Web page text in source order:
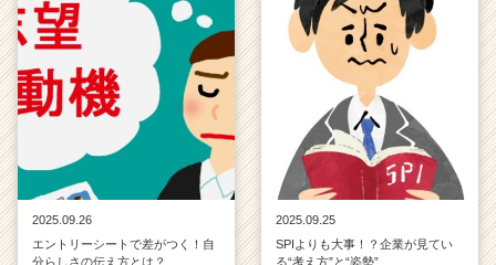
2025.09.26
エントリーシートで差がつく！自
分らしさの伝え方とは？
2025.09.25
SPIよりも大事！？企業が見てい
る“考え方”と“姿勢”